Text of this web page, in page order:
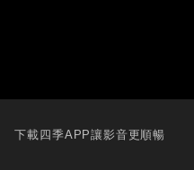
下載四季APP讓影音更順暢